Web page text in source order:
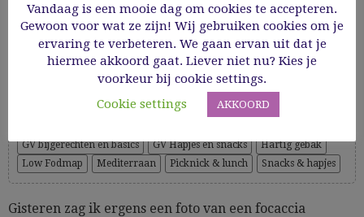
Glutenvrije focaccia met rozemarijn en
kerstomaatjes
Cooking Time: 100'
GV bijgerechten en basics
GV Hapjes en snacks
Hartig gebak
Low Fodmap
Mediterraan Picknick & lunch Snacks & hapjes
Gisteren zag ik ergens een foto van een focaccia
Vandaag is een mooie dag om cookies te accepteren.
Gewoon voor wat ze zijn! Wij gebruiken cookies om je
ervaring te verbeteren. We gaan ervan uit dat je
hiermee akkoord gaat. Liever niet nu? Kies je
voorkeur bij cookie settings.
Cookie settings
AKKOORD